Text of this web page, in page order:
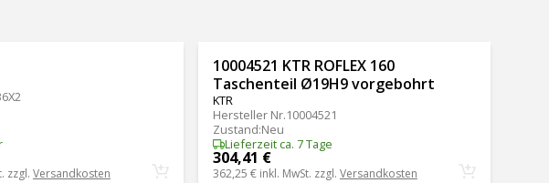
zzgl. Versandkosten
10004521 KTR ROFLEX 160
Taschenteil Ø19H9 vorgebohrt
KTR
Hersteller Nr.10004521
Zustand:Neu
Lieferzeit ca. 7 Tage
304,41 €
362,25 € inkl. MwSt. zzgl. Versandkosten